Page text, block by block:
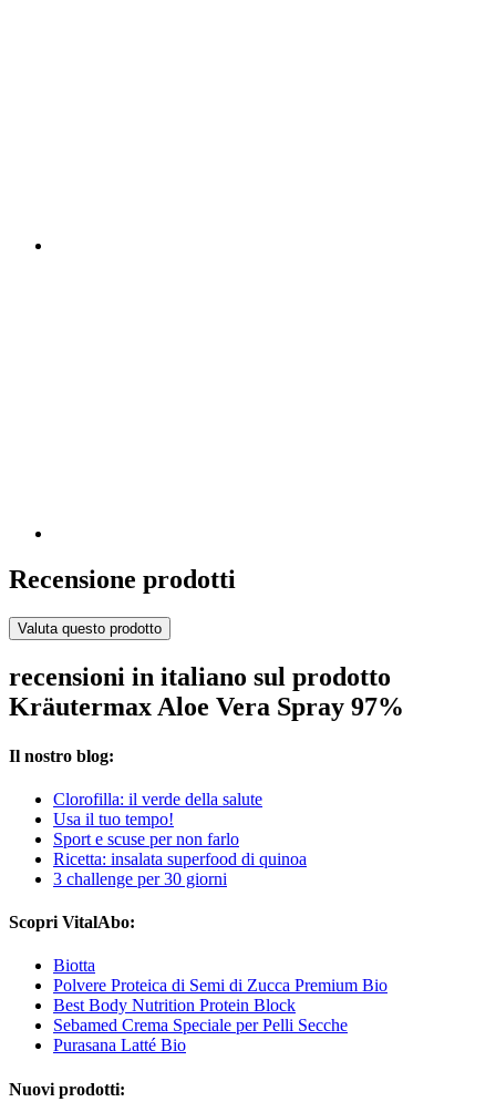
Recensione prodotti
Valuta questo prodotto
recensioni in italiano sul prodotto
Kräutermax Aloe Vera Spray 97%
Il nostro blog:
Clorofilla: il verde della salute
Usa il tuo tempo!
Sport e scuse per non farlo
Ricetta: insalata superfood di quinoa
3 challenge per 30 giorni
Scopri VitalAbo:
Biotta
Polvere Proteica di Semi di Zucca Premium Bio
Best Body Nutrition Protein Block
Sebamed Crema Speciale per Pelli Secche
Purasana Latté Bio
Nuovi prodotti: